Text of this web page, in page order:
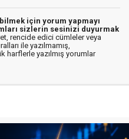
için yorum yapmayı
sizlerin sesinizi duyurmak
rencide edici cümleler veya
ile yazılmamış,
harflerle yazılmış yorumlar